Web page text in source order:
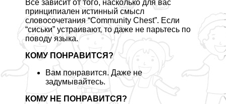
Все зависит от того, насколько для вас
принципиален истинный смысл
словосочетания “Community Chest”. Если
“cиcьки” устраивают, то даже не парьтесь по
поводу языка.
КОМУ ПОНРАВИТСЯ?
Вам понравится. Даже не
задумывайтесь.
КОМУ НЕ ПОНРАВИТСЯ?